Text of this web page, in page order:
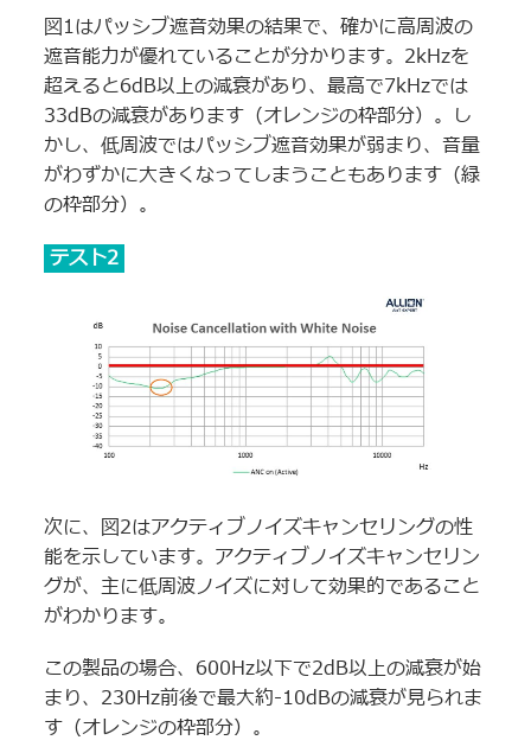
図1はパッシブ遮音効果の結果で、確かに高周波の
遮音能力が優れていることが分かります。2kHzを
超えると6dB以上の減衰があり、最高で7kHzでは
33dBの減衰があります（オレンジの枠部分）。し
かし、低周波ではパッシブ遮音効果が弱まり、音量
がわずかに大きくなってしまうこともあります（緑
の枠部分）。
テスト2
次に、図2はアクティブノイズキャンセリングの性
能を示しています。アクティブノイズキャンセリン
グが、主に低周波ノイズに対して効果的であること
がわかります。
この製品の場合、600Hz以下で2dB以上の減衰が始
まり、230Hz前後で最大約-10dBの減衰が見られま
す（オレンジの枠部分）。